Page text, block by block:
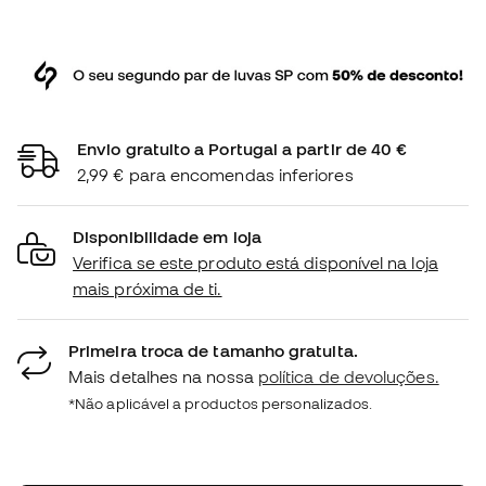
Envio gratuito a Portugal a partir de 40 €
2,99 € para encomendas inferiores
Disponibilidade em loja
Verifica se este produto está disponível na loja
mais próxima de ti.
Primeira troca de tamanho gratuita.
Mais detalhes na nossa política de devoluções.
*Não aplicável a productos personalizados.